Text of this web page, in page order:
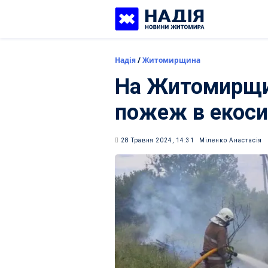
Надія/Житомирщина
На
пожеж в
28 Травня 2024, 14:31 Міленко Анастасія